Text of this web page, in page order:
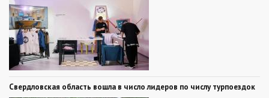
Свердловская область вошла в число лидеров по числу турпоездок